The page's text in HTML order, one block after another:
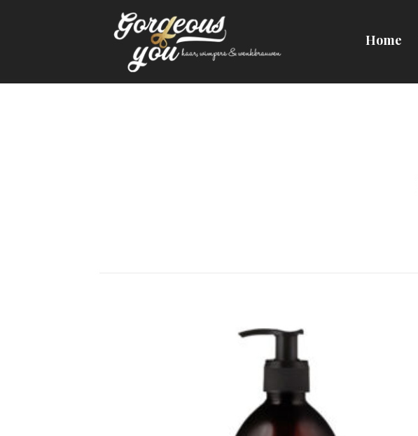
Home